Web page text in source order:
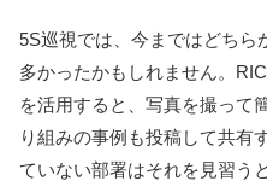
5S巡視では、今まではどちら
多かったかもしれません。
を活用すると、写真を撮って
り組みの事例も投稿して共有
ていない部署はそれを見習う